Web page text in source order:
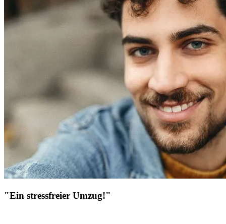
"Ein stressfreier Umzug!"